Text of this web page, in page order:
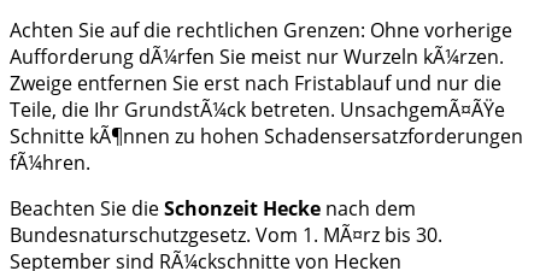
Achten Sie auf die rechtlichen Grenzen: Ohne vorherige
Aufforderung dÃ¼rfen Sie meist nur Wurzeln kÃ¼rzen.
Zweige entfernen Sie erst nach Fristablauf und nur die
Teile, die Ihr GrundstÃ¼ck betreten. UnsachgemÃ¤ÃŸe
Schnitte kÃ¶nnen zu hohen Schadensersatzforderungen
fÃ¼hren.
Beachten Sie dieSchonzeit Hecke nach dem
Bundesnaturschutzgesetz. Vom 1. MÃ¤rz bis 30.
September sind RÃ¼ckschnitte von Hecken